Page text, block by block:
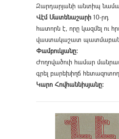
Զարդարյանի անտիպ
Վէմ Մատենաշարի 10-րդ
հատորն է, որը կազմել ու
վաստակաշատ
Փամբուկյանը։
Ժողովածուի համար
գրել բարեխիղճ հետազոտող
Կարո Հովհաննիսյանը։